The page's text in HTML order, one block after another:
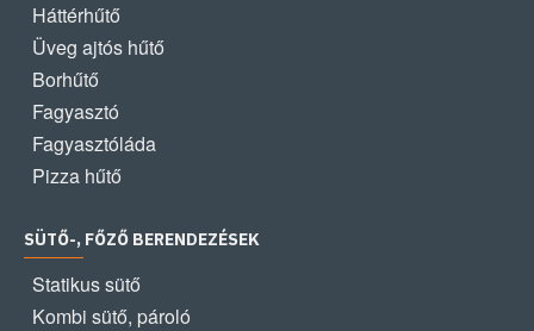
Háttérhűtő
Üveg ajtós hűtő
Borhűtő
Fagyasztó
Fagyasztóláda
Pizza hűtő
SÜTŐ-, FŐZŐ BERENDEZÉSEK
Statikus sütő
Kombi sütő, pároló